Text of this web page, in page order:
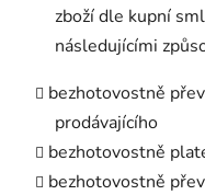
zboží dle kupní
následujícími
bezhotovostně
prodávajícího
bezhotovostně
bezhotovostně